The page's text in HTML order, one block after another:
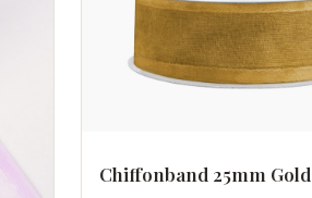
Chiffonband 25mm Gold